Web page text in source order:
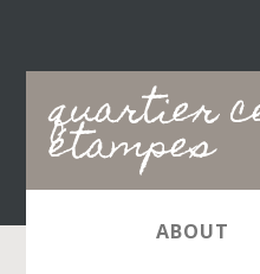
quartier
étampes
Main
navigation
ABOUT